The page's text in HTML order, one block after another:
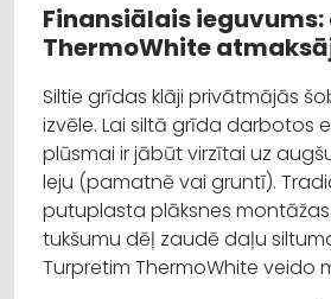
Finansiālais
ThermoWhite
Siltie grīdas klāji privātmājās
izvēle. Lai siltā grīda darbotos
plūsmai ir jābūt virzītai uz
leju (pamatnē vai gruntī).
putuplasta plāksnes
tukšumu dēļ zaudē daļu
Turpretim ThermoWhite veido